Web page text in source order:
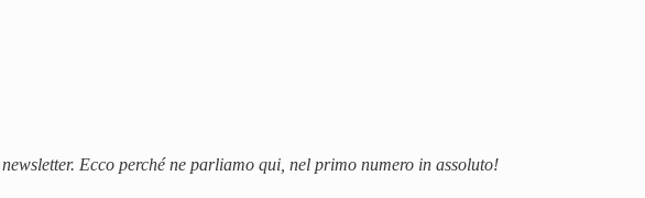
Ecco perché ne parliamo qui, nel primo numero in assoluto!